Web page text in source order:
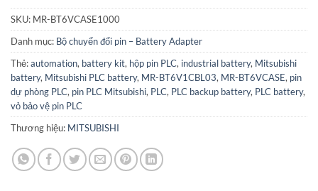
SKU: MR-BT6VCASE1000
Danh mục: Bộ chuyển đổi pin – Battery Adapter
Thẻ:automation, battery kit, hộp pin PLC, industrial battery, Mitsubishi
battery, Mitsubishi PLC battery, MR-BT6V1CBL03, MR-BT6VCASE, pin
dự phòng PLC, pin PLC Mitsubishi, PLC, PLC backup battery, PLC battery,
vỏ bảo vệ pin PLC
Thương hiệu: MITSUBISHI